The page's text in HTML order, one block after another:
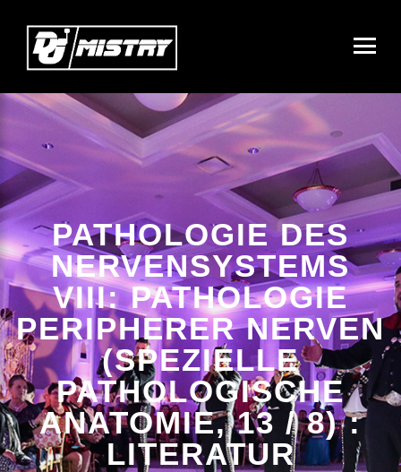
PATHOLOGIE DES
NERVENSYSTEMS
VIII: PATHOLOGIE
PERIPHERER NERVEN
(SPEZIELLE
PATHOLOGISCHE
ANATOMIE, 13 / 8) :
LITERATUR